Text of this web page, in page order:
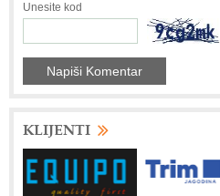
Unesite kod
KLIJENTI